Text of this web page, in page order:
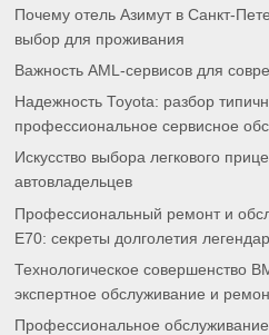
Почему отель Азимут в Санкт-
выбор для проживания
Важность AML-сервисов для
Надежность Toyota: разбор
профессиональное сервисное
Искусство выбора легкового
автовладельцев
Профессиональный ремонт и
E70: секреты долголетия
Технологическое совершенство
экспертное обслуживание и
Профессиональное